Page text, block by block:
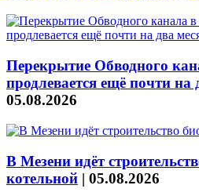
Перекрытие Обводного
продлевается ещё почти на
05.08.2026
В Мезени идёт
котельной | 05.08.2026